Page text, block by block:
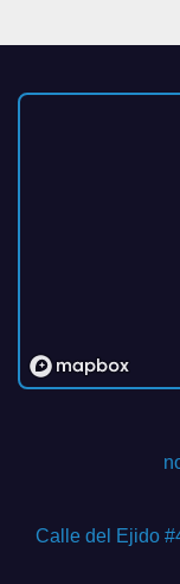
Calle del Ejido